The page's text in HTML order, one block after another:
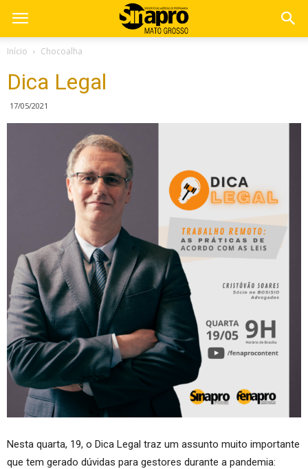
Início Chocoalha
Dica Legal
17/05/2021
Nesta quarta, 19, o Dica Legal traz um assunto muito importante
que tem gerado dúvidas para gestores durante a pandemia: